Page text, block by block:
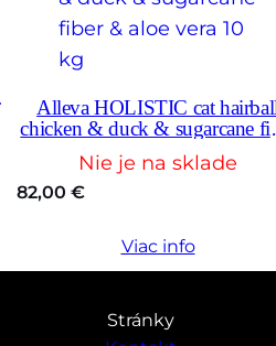
o
a
e
Alleva HOLISTIC cat
chicken & duck & sugarcane
& aloe vera 10 kg
Nie je na sklade
82,00 €
Viac info
Stránky